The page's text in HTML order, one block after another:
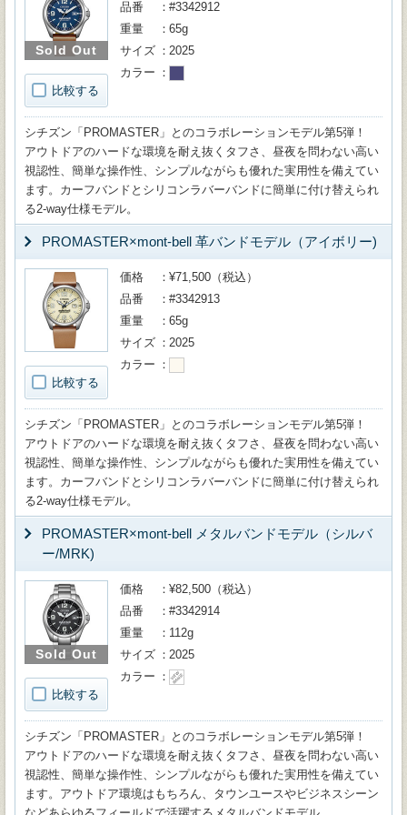
Sold Out
比較する
品番
#3342912
重量
65g
サイズ
2025
カラー
シチズン「PROMASTER」とのコラボレーションモデル第5弾！
アウトドアのハードな環境を耐え抜くタフさ、昼夜を問わない高い
視認性、簡単な操作性、シンプルながらも優れた実用性を備えてい
ます。カーフバンドとシリコンラバーバンドに簡単に付け替えられ
る2-way仕様モデル。
PROMASTER×mont-bell 革バンドモデル（アイボリー)
比較する
価格
¥71,500（税込）
品番
#3342913
重量
65g
サイズ
2025
カラー
シチズン「PROMASTER」とのコラボレーションモデル第5弾！
アウトドアのハードな環境を耐え抜くタフさ、昼夜を問わない高い
視認性、簡単な操作性、シンプルながらも優れた実用性を備えてい
ます。カーフバンドとシリコンラバーバンドに簡単に付け替えられ
る2-way仕様モデル。
PROMASTER×mont-bell メタルバンドモデル（シルバ
ー/MRK)
Sold Out
比較する
価格
¥82,500（税込）
品番
#3342914
重量
112g
サイズ
2025
カラー
シチズン「PROMASTER」とのコラボレーションモデル第5弾！
アウトドアのハードな環境を耐え抜くタフさ、昼夜を問わない高い
視認性、簡単な操作性、シンプルながらも優れた実用性を備えてい
ます。アウトドア環境はもちろん、タウンユースやビジネスシーン